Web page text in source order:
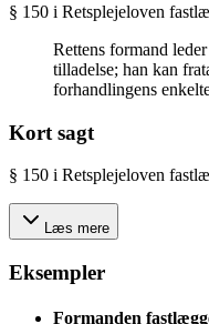
§ 150 i Retsplejeloven
Rettens formand
tilladelse; han kan
forhandlingens
Kort sagt
§ 150 i Retsplejeloven
Læs mere
Eksempler
Formanden